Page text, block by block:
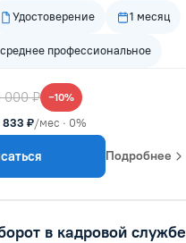
Удостоверение 1 месяц
профессиональное
000 ₽ −10%
833 ₽/мес · 0%
Подробнее
в кадровой службе